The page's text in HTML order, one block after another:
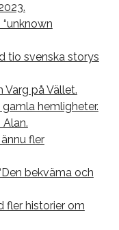
tio svenska storys
på Vället.
hemligheter.
fler
bekväma och
fler historier om